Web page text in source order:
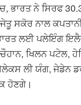
ਨੇ ਸਿਰਫ
ਸਕੋਰ ਨਾਲ
ਲਈ ਪਲੇਇੰਗ
ਖਿਲਨ ਪਟੇਲ,
ਲੀ ਯੰਗ, ਜੇਡੇਨ
ਹੋਣਗੇ।